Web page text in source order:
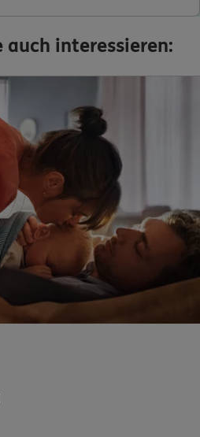
auch interessieren: